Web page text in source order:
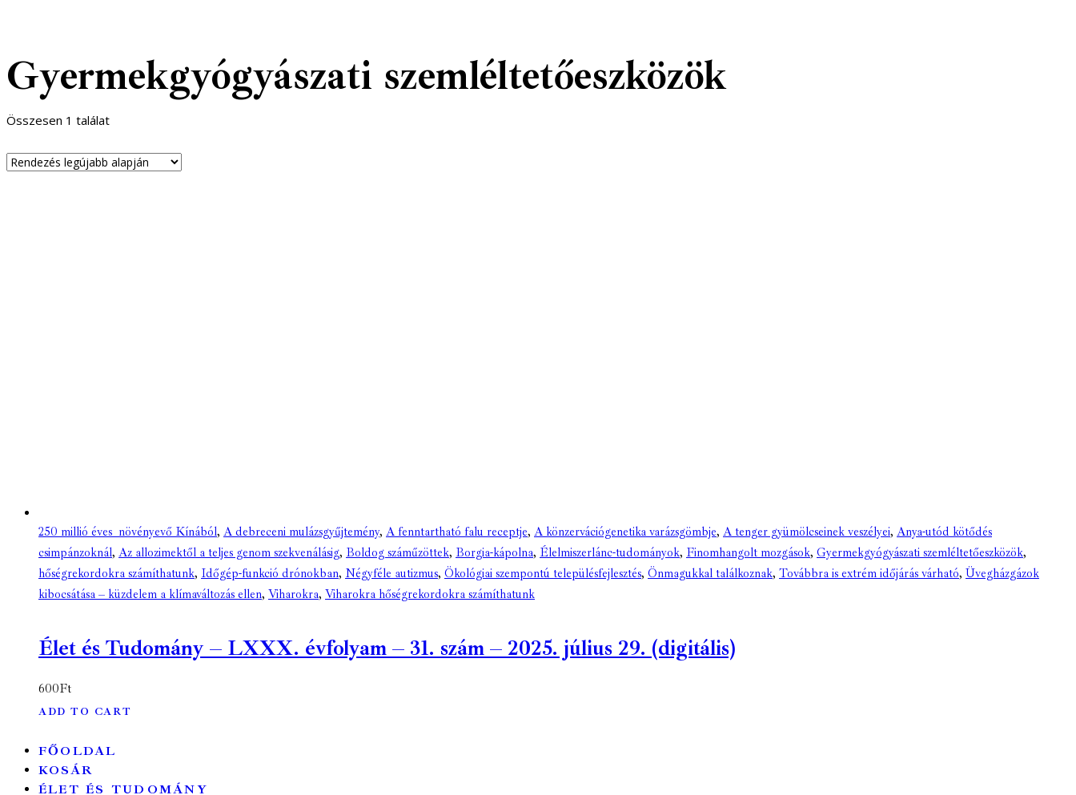
Gyermekgyógyászati szemléltetőeszközök
Összesen 1 találat
250 millió éves növényevő Kínából, A debreceni mulázsgyűjtemény, A fenntartható falu receptje, A könzervációgenetika varázsgömbje, A tenger gyümölcseinek veszélyei, Anya-utód kötődés
csimpánzoknál, Az allozimektől a teljes genom szekvenálásig, Boldog száműzöttek, Borgia-kápolna, Élelmiszerlánc-tudományok, Finomhangolt mozgások, Gyermekgyógyászati szemléltetőeszközök,
hőségrekordokra számíthatunk, Időgép-funkció drónokban, Négyféle autizmus, Ökológiai szempontú településfejlesztés, Önmagukkal találkoznak, Továbbra is extrém időjárás várható, Üvegházgázok
kibocsátása – küzdelem a klímaváltozás ellen, Viharokra, Viharokra hőségrekordokra számíthatunk
Élet és Tudomány – LXXX. évfolyam – 31. szám – 2025. július 29. (digitális)
600Ft
ADD TO CART
FŐOLDAL
KOSÁR
ÉLET ÉS TUDOMÁNY